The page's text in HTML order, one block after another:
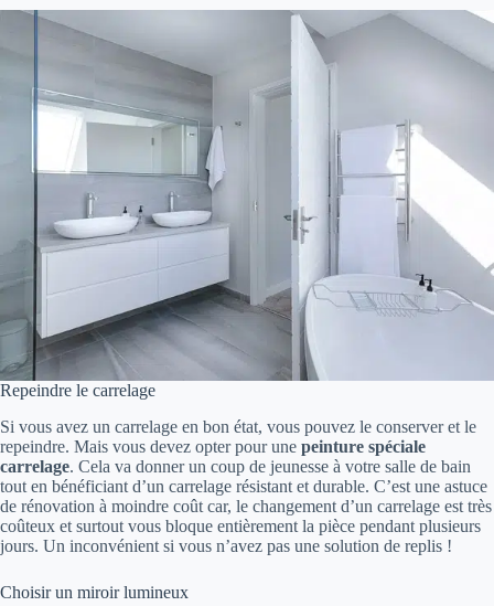
Repeindre le carrelage
Si vous avez un carrelage en bon état, vous pouvez le conserver et le
repeindre. Mais vous devez opter pour une peinture spéciale
carrelage. Cela va donner un coup de jeunesse à votre salle de bain
tout en bénéficiant d’un carrelage résistant et durable. C’est une astuce
de rénovation à moindre coût car, le changement d’un carrelage est très
coûteux et surtout vous bloque entièrement la pièce pendant plusieurs
jours. Un inconvénient si vous n’avez pas une solution de replis !
Choisir un miroir lumineux